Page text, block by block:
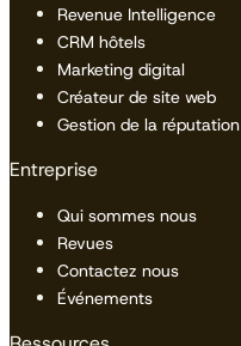
Revenue Intelligence
CRM hôtels
Marketing digital
Créateur de site web
Gestion de la réputation
Entreprise
Qui sommes nous
Revues
Contactez nous
Événements